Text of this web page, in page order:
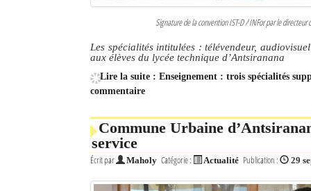
Signature de la convention IST-D / INFor par le directeur
Les spécialités intitulées : télévendeur,
aux élèves du lycée technique d’Antsiranana
Lire la suite : Enseignement : trois spécialités
commentaire
Commune Urbaine
service
Écrit par Maholy Catégorie : Actualité Publication : 29